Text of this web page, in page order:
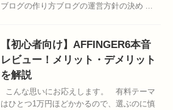
ブログの作り方ブログの運営方針の決め ...
【初心者向け】AFFINGER6本音
レビュー！メリット・デメリット
を解説
こんな思いにお応えします。 有料テーマ
はひとつ1万円ほどかかるので、選ぶのに慎